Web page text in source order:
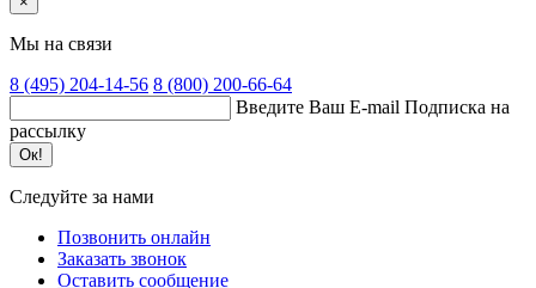
Мы на связи
8 (495) 204-14-56 8 (800) 200-66-64
Введите Ваш E-mail Подписка на
рассылку
Ок!
Следуйте за нами
Позвонить онлайн
Заказать звонок
Оставить сообщение